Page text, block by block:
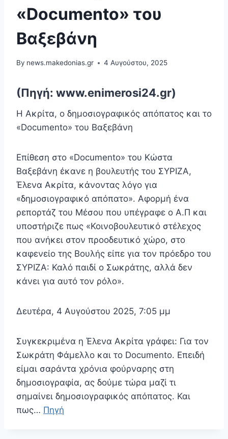
«Documento» του
Βαξεβάνη
By news.makedonias.gr 4 Αυγούστου, 2025
(Πηγή: www.enimerosi24.gr)
Η Ακρίτα, ο δημοσιογραφικός απόπατος και το
«Documento» του Βαξεβάνη
Επίθεση στο «Documento» του Κώστα
Βαξεβάνη έκανε η βουλευτής του ΣΥΡΙΖΑ,
Έλενα Ακρίτα, κάνοντας λόγο για
«δημοσιογραφικό απόπατο». Αφορμή ένα
ρεπορτάζ του Μέσου που υπέγραφε ο Α.Π και
υποστήριζε πως «Κοινοβουλευτικό στέλεχος
που ανήκει στον προοδευτικό χώρο, στο
καφενείο της Βουλής είπε για τον πρόεδρο του
ΣΥΡΙΖΑ: Καλό παιδί ο Σωκράτης, αλλά δεν
κάνει για αυτό τον ρόλο».
Δευτέρα, 4 Αυγούστου 2025, 7:05 μμ
Συγκεκριμένα η Έλενα Ακρίτα γράφει: Για τον
Σωκράτη Φάμελλο και το Documento. Επειδή
είμαι σαράντα χρόνια φούρναρης στη
δημοσιογραφία, ας δούμε τώρα μαζί τι
σημαίνει δημοσιογραφικός απόπατος. Και
πως… Πηγή